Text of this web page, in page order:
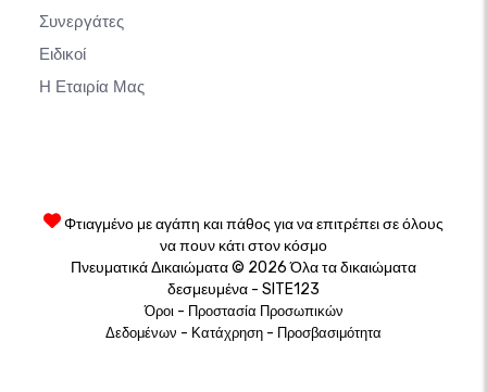
Συνεργάτες
Ειδικοί
Η Εταιρία Μας
Φτιαγμένο με αγάπη και πάθος για να επιτρέπει σε όλους
να πουν κάτι στον κόσμο
Πνευματικά Δικαιώματα © 2026 Όλα τα δικαιώματα
δεσμευμένα - SITE123
Όροι- Προστασία Προσωπικών
Δεδομένων - Κατάχρηση - Προσβασιμότητα